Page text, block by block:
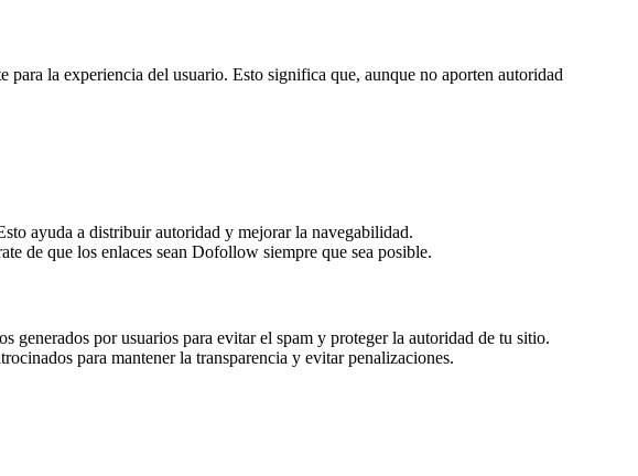
la experiencia del usuario. Esto significa que, aunque no aporten autoridad
ayuda a distribuir autoridad y mejorar la navegabilidad.
de que los enlaces sean Dofollow siempre que sea posible.
por usuarios para evitar el spam y proteger la autoridad de tu sitio.
para mantener la transparencia y evitar penalizaciones.